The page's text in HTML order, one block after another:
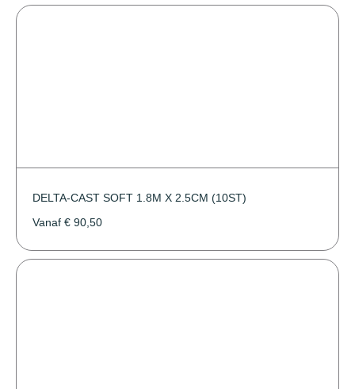
DELTA-CAST SOFT 1.8M X 2.5CM (10ST)
Vanaf € 90,50